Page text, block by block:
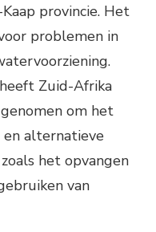
provincie. Het
problemen in
Zuid-Afrika
om het
alternatieve
het opvangen
van